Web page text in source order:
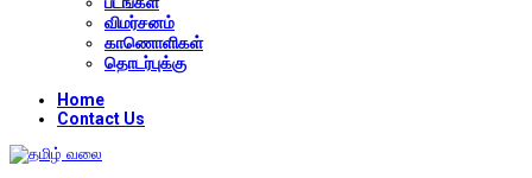
விமர்சனம்
காணொளிகள்
தொடர்புக்கு
Home
Contact Us